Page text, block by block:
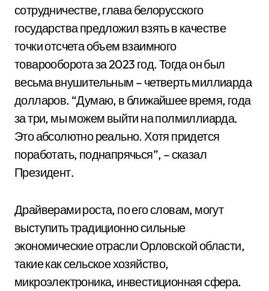
сотрудничестве, глава белорусского
государства предложил взять в качестве
точки отсчета объем взаимного
товарооборота за 2023 год. Тогда он был
весьма внушительным – четверть миллиарда
долларов. “Думаю, в ближайшее время, года
за три, мы можем выйти на полмиллиарда.
Это абсолютно реально. Хотя придется
поработать, поднапрячься”, – сказал
Президент.
Драйверами роста, по его словам, могут
выступить традиционно сильные
экономические отрасли Орловской области,
такие как сельское хозяйство,
микроэлектроника, инвестиционная сфера.